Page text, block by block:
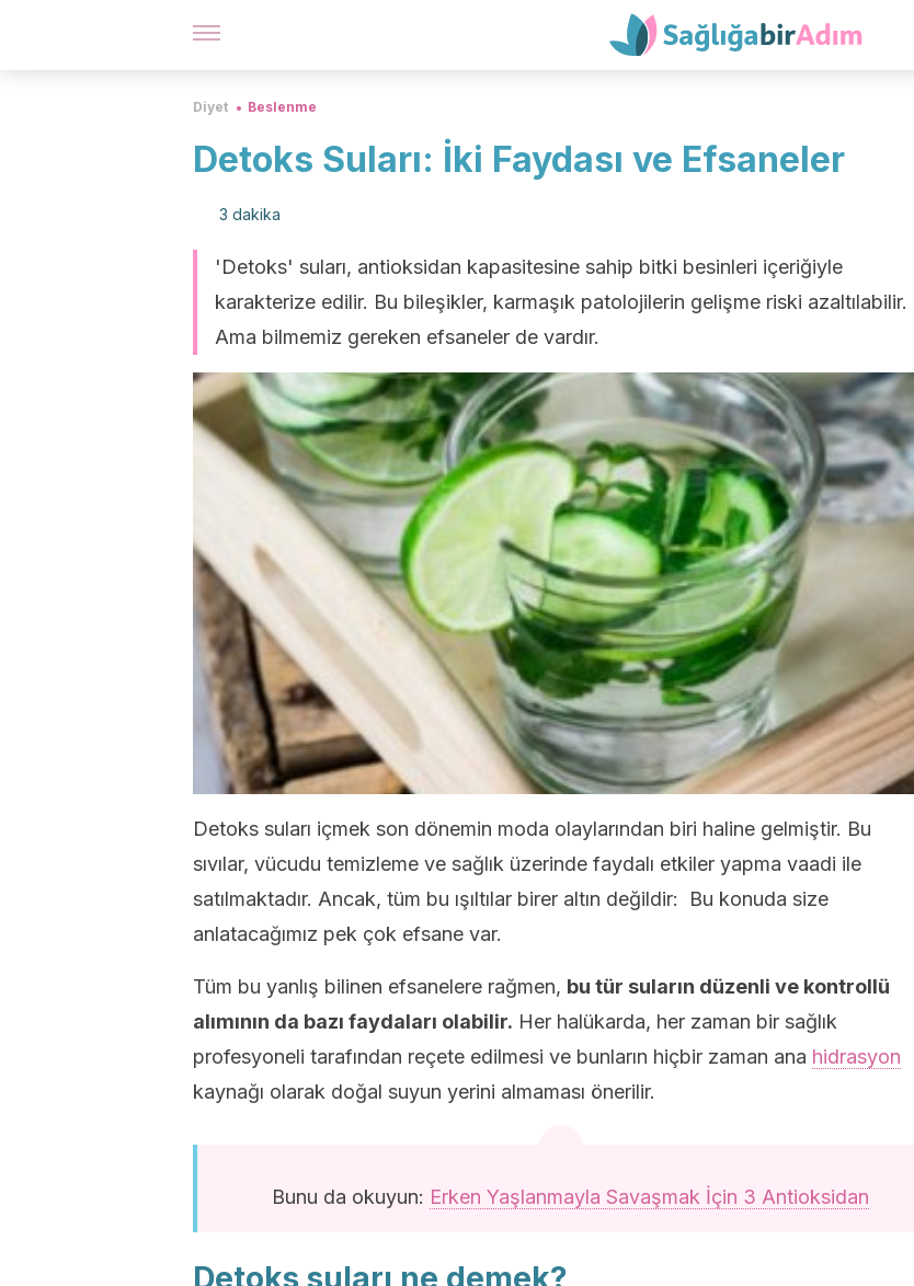
Diyet Beslenme
Detoks Suları: İki Faydası ve Efsaneler
3 dakika
'Detoks' suları, antioksidan kapasitesine sahip bitki besinleri içeriğiyle
karakterize edilir. Bu bileşikler, karmaşık patolojilerin gelişme riski azaltılabilir.
Ama bilmemiz gereken efsaneler de vardır.
Detoks suları içmek son dönemin moda olaylarından biri haline gelmiştir. Bu
sıvılar, vücudu temizleme ve sağlık üzerinde faydalı etkiler yapma vaadi ile
satılmaktadır. Ancak, tüm bu ışıltılar birer altın değildir: Bu konuda size
anlatacağımız pek çok efsane var.
Tüm bu yanlış bilinen efsanelere rağmen, bu tür suların düzenli ve kontrollü
alımının da bazı faydaları olabilir. Her halükarda, her zaman bir sağlık
profesyoneli tarafından reçete edilmesi ve bunların hiçbir zaman ana hidrasyon
kaynağı olarak doğal suyun yerini almaması önerilir.
Bunu da okuyun: Erken Yaşlanmayla Savaşmak İçin 3 Antioksidan
Detoks suları ne demek?